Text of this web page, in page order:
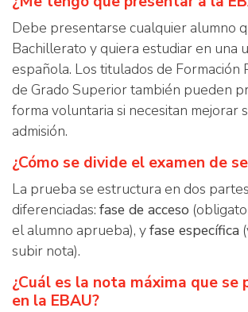
Debe presentarse cualquier alumno
Bachillerato y quiera estudiar en una
española. Los titulados de Formación
de Grado Superior también pueden
forma voluntaria si necesitan mejorar
admisión.
¿Cómo se divide el examen de
La prueba se estructura en dos
diferenciadas: fase de acceso
el alumno aprueba), yfase específica
subir nota).
¿Cuál es la nota máxima que se
en la EBAU?